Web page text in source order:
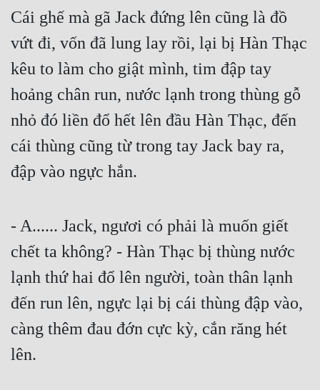
Huyền Nghi
Huyền Ảo
Hài Hước
Hệ Thống
Học Đường
Kiếm Hiệp
Kỳ Huyễn
Kỳ Ảo
Linh Dị
Làm Giàu
Cái ghế mà gã Jack đứng lên cũng là đồ
vứt đi, vốn đã lung lay rồi, lại bị Hàn Thạc
kêu to làm cho giật mình, tim đập tay
hoảng chân run, nước lạnh trong thùng gỗ
nhỏ đó liền đổ hết lên đầu Hàn Thạc, đến
cái thùng cũng từ trong tay Jack bay ra,
đập vào ngực hắn.
- A...... Jack, ngươi có phải là muốn giết
chết ta không? - Hàn Thạc bị thùng nước
lạnh thứ hai đổ lên người, toàn thân lạnh
đến run lên, ngực lại bị cái thùng đập vào,
càng thêm đau đớn cực kỳ, cắn răng hét
lên.